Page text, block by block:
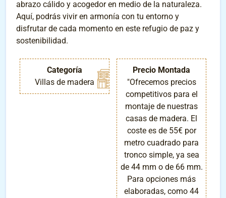
abrazo cálido y acogedor en medio de la naturaleza.
Aquí, podrás vivir en armonía con tu entorno y
disfrutar de cada momento en este refugio de paz y
sostenibilidad.
Categoría
Villas de madera
Precio Montada
"Ofrecemos precios
competitivos para el
montaje de nuestras
casas de madera. El
coste es de 55€ por
metro cuadrado para
tronco simple, ya sea
de 44 mm o de 66 mm.
Para opciones más
elaboradas, como 44